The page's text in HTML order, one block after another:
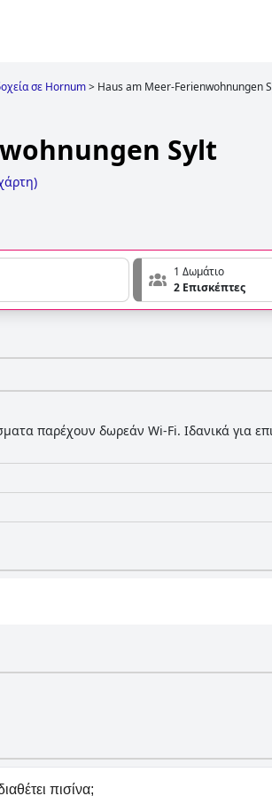
σε Hornum> Haus am Meer-Ferienwohnungen
Sylt
)
1 Δωμάτιο
2 Επισκέπτες
παρέχουν δωρεάν Wi-Fi. Ιδανικά για
πισίνα;